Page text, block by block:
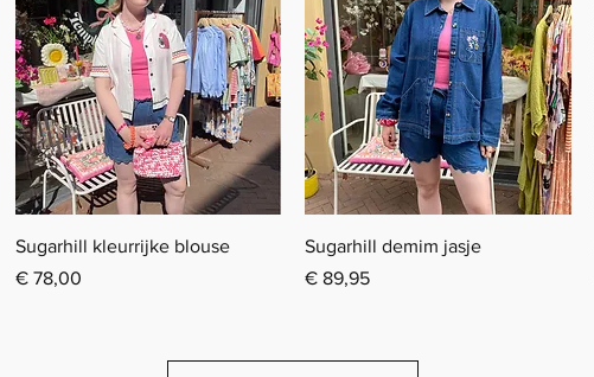
Snel overzicht
Sugarhill kleurrijke blouse
Prijs
€ 78,00
Snel overzicht
Sugarhill demim jasje
Prijs
€ 89,95